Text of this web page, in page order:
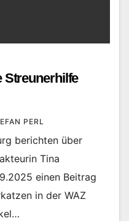
Streunerhilfe
PERL
berichten über
Tina
einen Beitrag
in der WAZ